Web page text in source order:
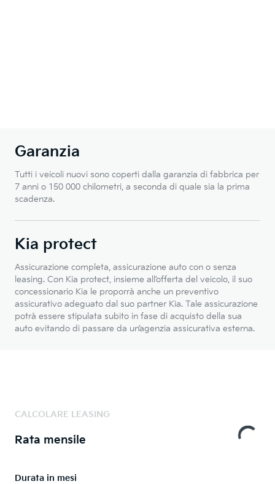
Garanzia
Tutti i veicoli nuovi sono coperti dalla garanzia di fabbrica per
7 anni o 150 000 chilometri, a seconda di quale sia la prima
scadenza.
Kia protect
Assicurazione completa, assicurazione auto con o senza
leasing. Con Kia protect, insieme all’offerta del veicolo, il suo
concessionario Kia le proporrà anche un preventivo
assicurativo adeguato dal suo partner Kia. Tale assicurazione
potrà essere stipulata subito in fase di acquisto della sua
auto evitando di passare da un’agenzia assicurativa esterna.
CALCOLARE LEASING
Rata mensile
Durata in mesi